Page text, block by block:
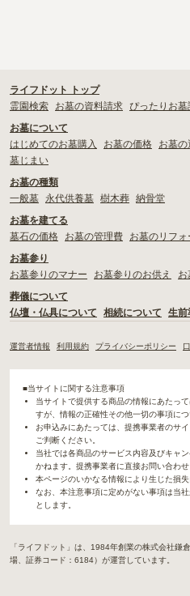
ライフドット トップ
霊園検索
お墓の資料請求 ぴったりお墓
お墓について
はじめてのお墓購入
お墓の価格 お墓
墓じまい
お墓の種類
一般墓
永代供養墓 樹木葬 納骨堂
お墓を建てる
墓石の価格
お墓の管理費
お墓のリフォ
お墓参り
お墓参りのマナー
お墓参りのお供え お
葬儀について
仏壇・仏具について
相続について 生前
運営者情報 利用規約 プライバシーポリシー
■当サイトに関する注意事項
当サイトで提供する商品の情報にあたっ
すが、情報の正確性その他一切の事項に
お申込みにあたっては、提携事業者のサ
ご判断ください。
当社では各商品のサービス内容及びキャ
かねます。提携事業者に直接お問い合わせ
本ページのいかなる情報により生じた損
なお、本注意事項に定めがない事項は当
とします。
「ライフドット」は、1984年創業の株式会社鎌
場、証券コード：6184）が運営しています。